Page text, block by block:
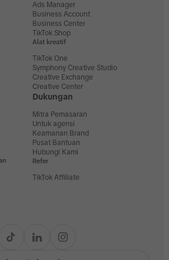
Ads Manager
Business Account
Business Center
TikTok Shop
Alat kreatif
TikTok One
Symphony Creative Studio
Creative Exchange
Creative Center
Dukungan
Mitra Pemasaran
Untuk agensi
Keamanan Brand
Pusat Bantuan
Hubungi Kami
Refer
TikTok Affiliate